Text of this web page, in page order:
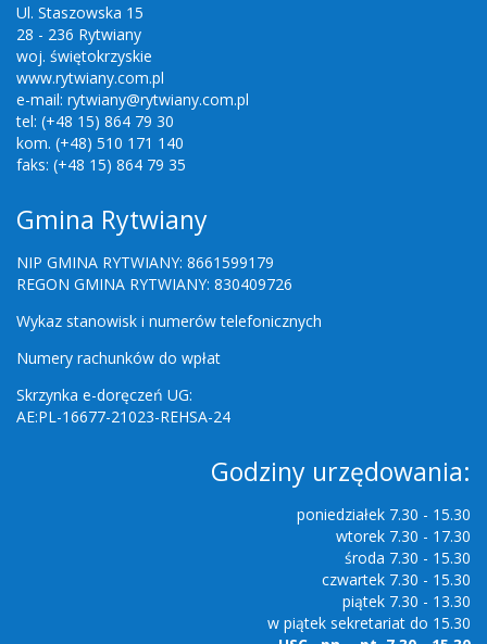
Ul. Staszowska 15
28 - 236 Rytwiany
woj. świętokrzyskie
www.rytwiany.com.pl
e-mail: rytwiany@rytwiany.com.pl
tel: (+48 15) 864 79 30
kom. (+48) 510 171 140
faks: (+48 15) 864 79 35
Gmina Rytwiany
NIP GMINA RYTWIANY: 8661599179
REGON GMINA RYTWIANY: 830409726
Wykaz stanowisk i numerów telefonicznych
Numery rachunków do wpłat
Skrzynka e-doręczeń UG:
AE:PL-16677-21023-REHSA-24
Godziny urzędowania:
poniedziałek 7.30 - 15.30
wtorek 7.30 - 17.30
środa 7.30 - 15.30
czwartek 7.30 - 15.30
piątek 7.30 - 13.30
w piątek sekretariat do 15.30